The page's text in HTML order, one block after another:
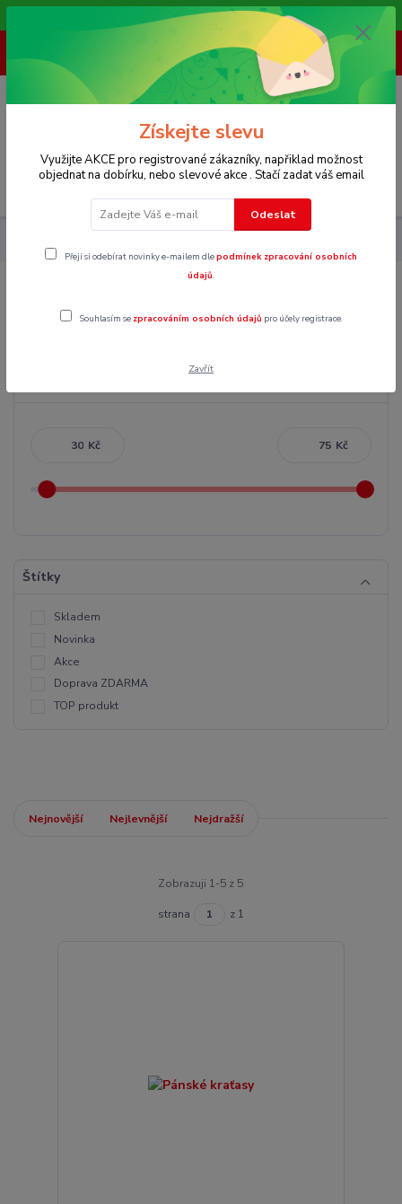
Vítáme Vás na našem e-shopu,. Stále doplňujeme nové produkty.
Menu
(Po-Pá, 8-16 hod.)
0
Kč Kč
Štítky
Skladem
Novinka
Akce
Doprava ZDARMA
TOP produkt
Nejnovější Nejlevnější Nejdražší
Zobrazuji 1-5 z 5
strana z 1
Získejte slevu
Využijte AKCE pro registrované zákazníky, napřiklad možnost
objednat na dobírku, nebo slevové akce . Stačí zadat váš email
Odeslat
Přeji si odebírat novinky e-mailem dlepodmínek zpracování osobních
údajů.
Souhlasím se zpracováním osobních údajů pro účely registrace.
Zavřít